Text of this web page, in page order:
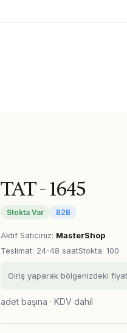
TAT - 1645
Stokta Var B2B
Aktif Satıcınız: MasterShop
Teslimat: 24-48 saatStokta: 100
Giriş yaparak bölgenizdeki
adet başına · KDV dahil